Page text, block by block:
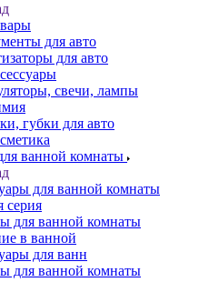
для авто
для авто
свечи, лампы
губки для авто
ванной комнаты
для ванной комнаты
серия
для ванной комнаты
в ванной
для ванн
для ванной комнаты